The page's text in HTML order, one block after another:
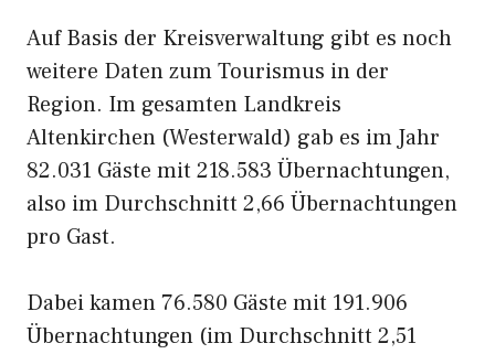
Auf Basis der Kreisverwaltung gibt es noch
weitere Daten zum Tourismus in der
Region. Im gesamten Landkreis
Altenkirchen (Westerwald) gab es im Jahr
82.031 Gäste mit 218.583 Übernachtungen,
also im Durchschnitt 2,66 Übernachtungen
pro Gast.
Dabei kamen 76.580 Gäste mit 191.906
Übernachtungen (im Durchschnitt 2,51